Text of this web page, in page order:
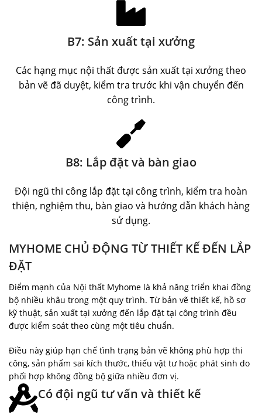
B7: Sản xuất tại xưởng
Các hạng mục nội thất được sản xuất tại xưởng theo
bản vẽ đã duyệt, kiểm tra trước khi vận chuyển đến
công trình.
B8: Lắp đặt và bàn giao
Đội ngũ thi công lắp đặt tại công trình, kiểm tra hoàn
thiện, nghiệm thu, bàn giao và hướng dẫn khách hàng
sử dụng.
MYHOME CHỦ ĐỘNG TỪ THIẾT KẾ ĐẾN LẮP
ĐẶT
Điểm mạnh của Nội thất Myhome là khả năng triển khai đồng
bộ nhiều khâu trong một quy trình. Từ bản vẽ thiết kế, hồ sơ
kỹ thuật, sản xuất tại xưởng đến lắp đặt tại công trình đều
được kiểm soát theo cùng một tiêu chuẩn.
Điều này giúp hạn chế tình trạng bản vẽ không phù hợp thi
công, sản phẩm sai kích thước, thiếu vật tư hoặc phát sinh do
phối hợp không đồng bộ giữa nhiều đơn vị.
Có đội ngũ tư vấn và thiết kế